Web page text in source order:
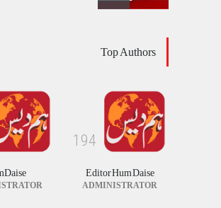
طوفان نوح کی بازگشت....
کالم/بلاگ August 8, 2026
Top Authors
4
9
1
Editor Hum Daise
ADMINISTRATOR